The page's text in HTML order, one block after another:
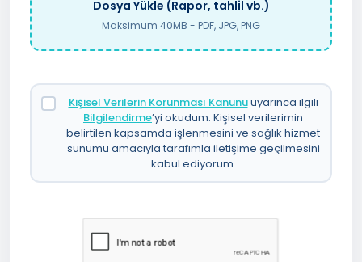
Dosya Yükle (Rapor, tahlil vb.)
Maksimum 40MB - PDF, JPG, PNG
Kişisel Verilerin Korunması Kanunuuyarınca ilgili
Bilgilendirme’yi okudum. Kişisel verilerimin
belirtilen kapsamda işlenmesini ve sağlık hizmet
sunumu amacıyla tarafımla iletişime geçilmesini
kabul ediyorum.